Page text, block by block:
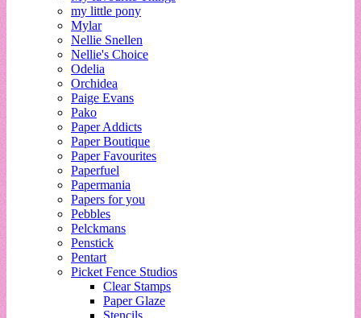
my little pony
Mylar
Nellie Snellen
Nellie's Choice
Odelia
Orchidea
Paige Evans
Pako
Paper Addicts
Paper Boutique
Paper Favourites
Paperfuel
Papermania
Papers for you
Pebbles
Pelckmans
Penstick
Pentart
Picket Fence Studios
Clear Stamps
Paper Glaze
Stencils